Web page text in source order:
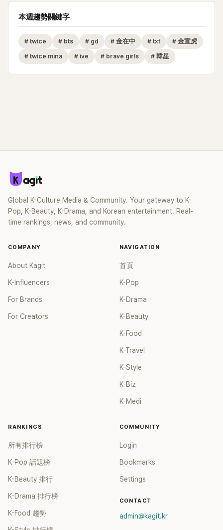
本週趨勢關鍵字
# twice # bts # gd # 金在中 # txt # 金宣虎
# twice mina # ive # brave girls # 韓星
Global K-Culture Media & Community. Your gateway to K-
Pop, K-Beauty, K-Drama, and Korean entertainment. Real-
time rankings, news, and community.
COMPANY
About Kagit
K-Influencers
For Brands
For Creators
NAVIGATION
首頁
K-Pop
K-Drama
K-Beauty
K-Food
K-Travel
K-Style
K-Biz
K-Medi
RANKINGS
所有排行榜
K-Pop 話題榜
K-Beauty 排行
K-Drama 排行榜
K-Food 趨勢
COMMUNITY
Login
Bookmarks
Settings
CONTACT
admin@kagit.kr